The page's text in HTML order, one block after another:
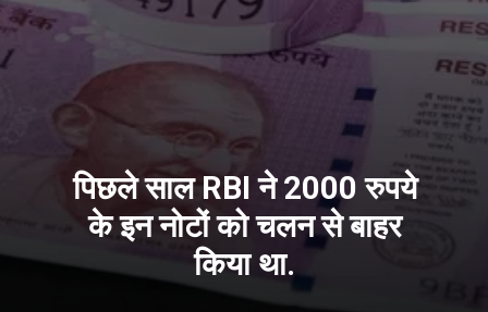
पिछले साल RBI ने 2000 रुपये
के इन नोटों को चलन से बाहर
किया था.